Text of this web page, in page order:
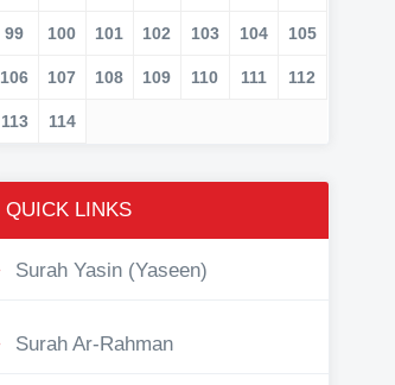
99 100 101 102 103 104 105
106 107 108 109 110 111 112
113 114
QUICK LINKS
Surah Yasin (Yaseen)
Surah Ar-Rahman